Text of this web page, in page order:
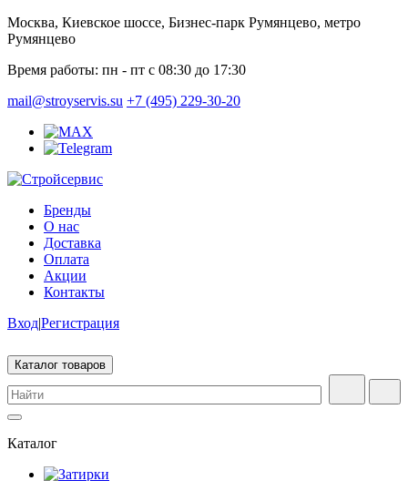
Москва, Киевское шоссе, Бизнес-парк Румянцево, метро
Румянцево
Время работы: пн - пт с 08:30 до 17:30
mail@stroyservis.su +7 (495) 229-30-20
Бренды
О нас
Доставка
Оплата
Акции
Контакты
Вход|Регистрация
Каталог товаров
Каталог